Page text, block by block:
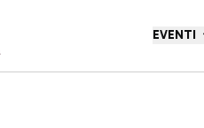
EVENTI